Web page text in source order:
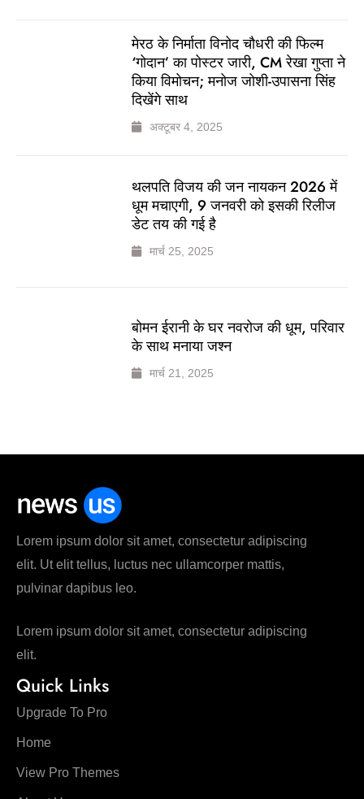
मेरठ के निर्माता विनोद चौधरी की फिल्म
‘गोदान’ का पोस्टर जारी, CM रेखा गुप्ता ने
किया विमोचन; मनोज जोशी-उपासना सिंह
दिखेंगे साथ
अक्टूबर 4, 2025
थलपति विजय की जन नायकन 2026 में
धूम मचाएगी, 9 जनवरी को इसकी रिलीज
डेट तय की गई है
मार्च 25, 2025
बोमन ईरानी के घर नवरोज की धूम, परिवार
के साथ मनाया जश्न
मार्च 21, 2025
Lorem ipsum dolor sit amet, consectetur adipiscing
elit. Ut elit tellus, luctus nec ullamcorper mattis,
pulvinar dapibus leo.
Lorem ipsum dolor sit amet, consectetur adipiscing
elit.
Quick Links
Upgrade To Pro
Home
View Pro Themes